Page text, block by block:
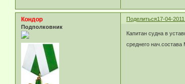
Поделиться17-04-
Кондор
Подполковник
Капитан судна в
среднего